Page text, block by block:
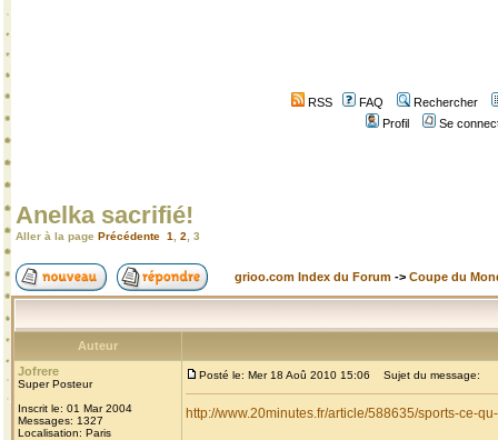
RSS FAQ
Rechercher
Profil
Se
Anelka sacrifié!
Aller à la page Précédente 1 2 3
grioo.com Index du Forum -> Coupe du
Auteur
Jofrere
Super Posteur
Inscrit le: 01 Mar 2004
Messages: 1327
Localisation: Paris
Posté le: Mer 18 Aoû 2010 15:06 Sujet du message:
http://www.20minutes.fr/article/588635/sports-ce-